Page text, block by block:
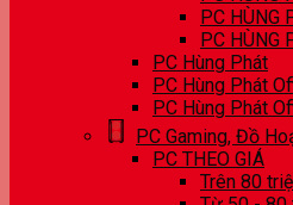
PC HÙNG
PC HÙNG
PC Hùng Phát
PC Hùng Phát
PC Hùng Phát
PC Gaming, Đồ
PC THEO GIÁ
Trên 80